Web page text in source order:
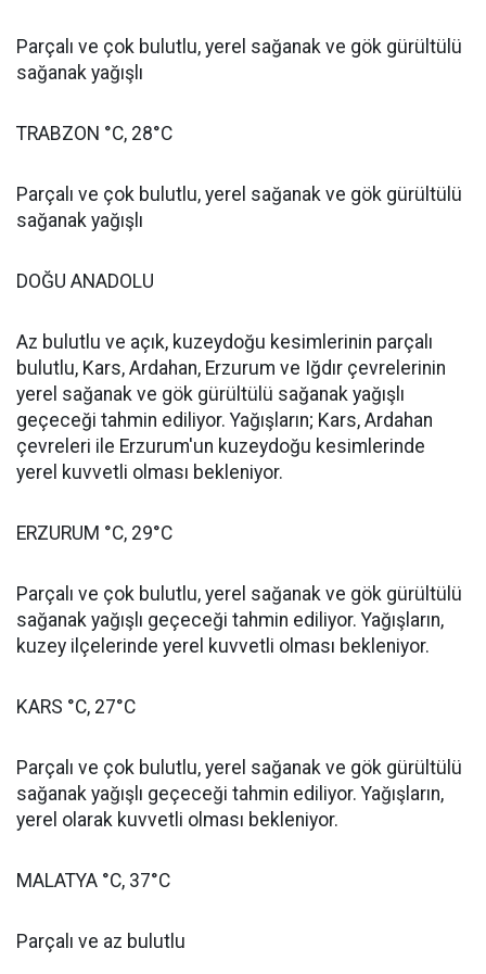
Parçalı ve çok bulutlu, yerel sağanak ve gök gürültülü
sağanak yağışlı
TRABZON °C, 28°C
Parçalı ve çok bulutlu, yerel sağanak ve gök gürültülü
sağanak yağışlı
DOĞU ANADOLU
Az bulutlu ve açık, kuzeydoğu kesimlerinin parçalı
bulutlu, Kars, Ardahan, Erzurum ve Iğdır çevrelerinin
yerel sağanak ve gök gürültülü sağanak yağışlı
geçeceği tahmin ediliyor. Yağışların; Kars, Ardahan
çevreleri ile Erzurum'un kuzeydoğu kesimlerinde
yerel kuvvetli olması bekleniyor.
ERZURUM °C, 29°C
Parçalı ve çok bulutlu, yerel sağanak ve gök gürültülü
sağanak yağışlı geçeceği tahmin ediliyor. Yağışların,
kuzey ilçelerinde yerel kuvvetli olması bekleniyor.
KARS °C, 27°C
Parçalı ve çok bulutlu, yerel sağanak ve gök gürültülü
sağanak yağışlı geçeceği tahmin ediliyor. Yağışların,
yerel olarak kuvvetli olması bekleniyor.
MALATYA °C, 37°C
Parçalı ve az bulutlu